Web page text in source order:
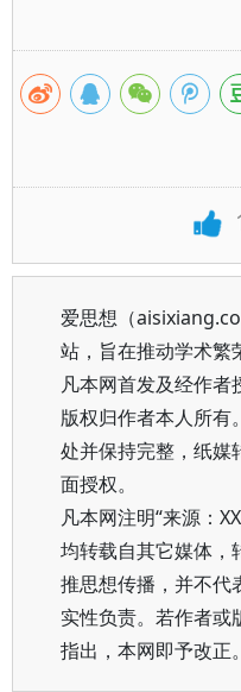
爱思想（
站，旨在推动学术繁
凡本网首发及经作者
版权归作者本人所有
处并保持完整，纸媒
面授权。
凡本网注明“来源：
均转载自其它媒体，
推思想传播，并不代
实性负责。若作者或
指出，本网即予改正。